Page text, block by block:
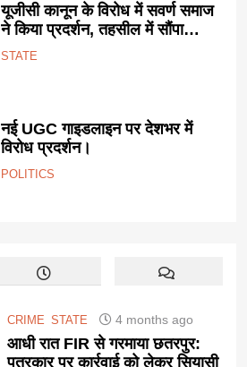
यूजीसी कानून के विरोध में सवर्ण समाज
ने किया प्रदर्शन, तहसील में सौंपा
ज्ञापन।
STATE
नई UGC गाइडलाइन पर देशभर में
विरोध प्रदर्शन।
POLITICS
CRIME STATE 4 months ago
आधी रात FIR से गरमाया छतरपुर:
पत्रकार पर कार्रवाई को लेकर सियासी